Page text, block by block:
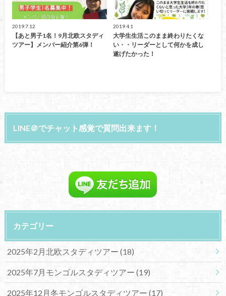
2019.7.12
【あと男子1名！9月北欧スタディ
ツアー】メンバー紹介第6弾！
2019.4.1
大学生生活このまま終わりたくな
い・・リーダーとして何かを成し
遂げたかった！
LINE＠でチャット感覚で質問出来ます！
カテゴリー
2025年2月北欧スタディツアー (18)
2025年7月モンゴルスタディツアー (19)
2025年12月冬モンゴルスタディツアー (17)